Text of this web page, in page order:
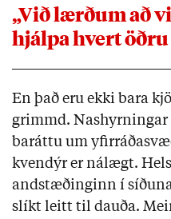
„Við lærðum að
hjálpa hvert
En það eru ekki bara
grimmd. Nashyrningar
baráttu um
kvendýr er nálægt.
andstæðinginn í
slíkt leitt til dauða.